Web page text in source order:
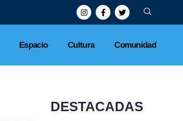
Espacio Cultura Comunidad
DESTACADAS